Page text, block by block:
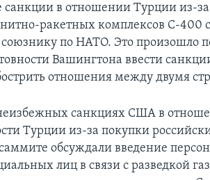
санкции в отношении Турции из-
ракетных комплексов С-400
по НАТО. Это произошло
Вашингтона ввести
отношения между двумя
санкциях США в
Турции из-за покупки
обсуждали введение
лиц в связи с разведкой